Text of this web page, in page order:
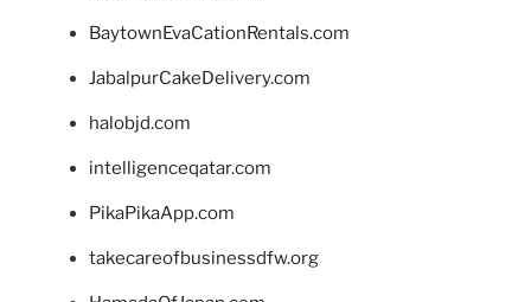
BaytownEvaCationRentals.com
JabalpurCakeDelivery.com
halobjd.com
intelligenceqatar.com
PikaPikaApp.com
takecareofbusinessdfw.org